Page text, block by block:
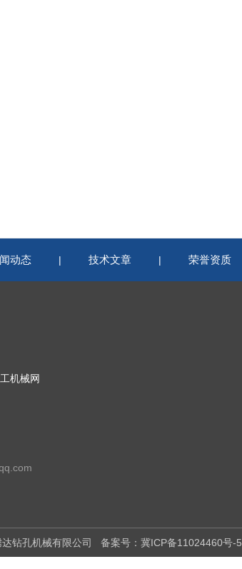
动态 | 技术文章 | 荣誉资质
机械网
钻孔机械有限公司 备案号：冀ICP备11024460号-5